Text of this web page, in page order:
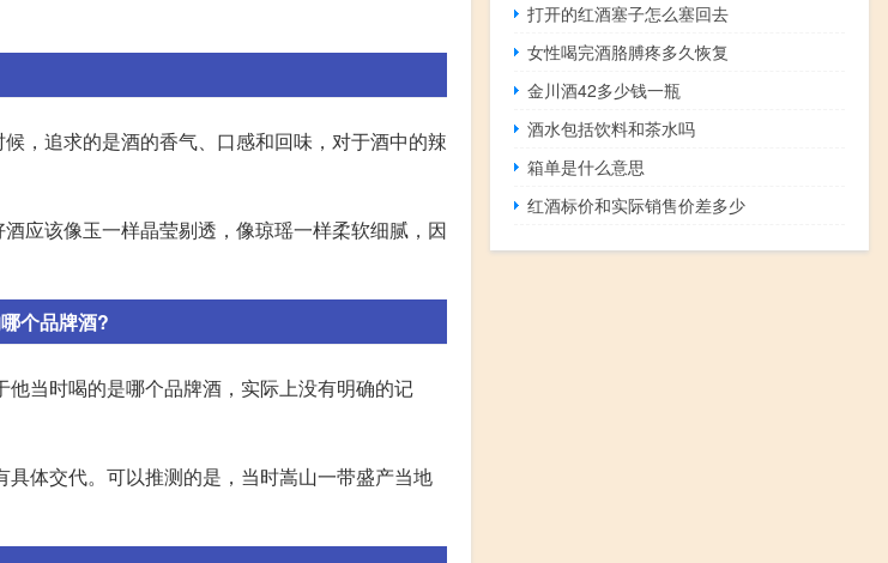
，追求的是酒的香气、口感和回味，对于酒中的辣
应该像玉一样晶莹剔透，像琼瑶一样柔软细腻，因
个品牌酒?
当时喝的是哪个品牌酒，实际上没有明确的记
体交代。可以推测的是，当时嵩山一带盛产当地
打开的红酒塞子怎么塞回去
女性喝完酒胳膊疼多久恢复
金川酒42多少钱一瓶
酒水包括饮料和茶水吗
箱单是什么意思
红酒标价和实际销售价差多少